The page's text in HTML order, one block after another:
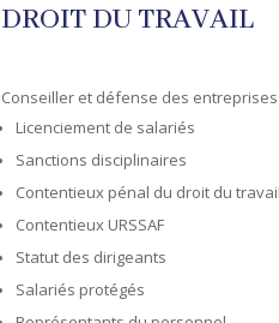
DROIT DU TRAVAIL
Conseiller et défense des entreprises
Licenciement de salariés
Sanctions disciplinaires
Contentieux pénal du droit du
Contentieux URSSAF
Statut des dirigeants
Salariés protégés